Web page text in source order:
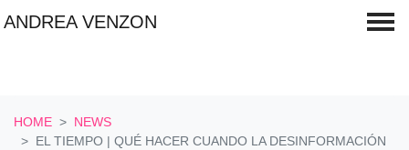
ANDREA VENZON
HOME
NEWS
EL TIEMPO | QUÉ HACER CUANDO LA DESINFORMACIÓN